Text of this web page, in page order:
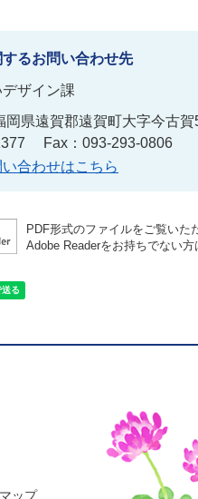
るお問い合わせ先
ザイン課
岡県遠賀郡遠賀町大字今古
Fax：093-293-0806
合わせはこちら
PDF形式のファイルをご覧いた
Adobe Readerをお持ちでない
ップ